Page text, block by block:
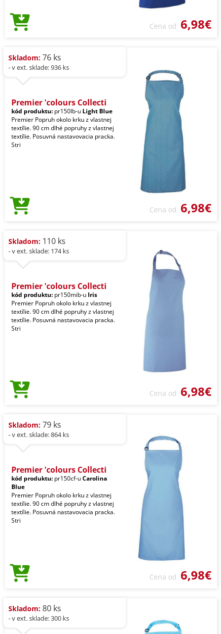
Cena od 6,98€
Skladom: 76 ks
- v ext. sklade: 936 ks
Premier 'colours Collecti
kód produktu: pr150lb-u Light Blue
Premier Popruh okolo krku z vlastnej
textílie. 90 cm dlhé popruhy z vlastnej
textílie. Posuvná nastavovacia pracka.
Stri
Cena od 6,98€
Skladom: 110 ks
- v ext. sklade: 174 ks
Premier 'colours Collecti
kód produktu: pr150mib-u Iris
Premier Popruh okolo krku z vlastnej
textílie. 90 cm dlhé popruhy z vlastnej
textílie. Posuvná nastavovacia pracka.
Stri
Cena od 6,98€
Skladom: 79 ks
- v ext. sklade: 864 ks
Premier 'colours Collecti
kód produktu: pr150cf-uCarolina
Blue
Premier Popruh okolo krku z vlastnej
textílie. 90 cm dlhé popruhy z vlastnej
textílie. Posuvná nastavovacia pracka.
Stri
Cena od 6,98€
Skladom: 80 ks
- v ext. sklade: 300 ks